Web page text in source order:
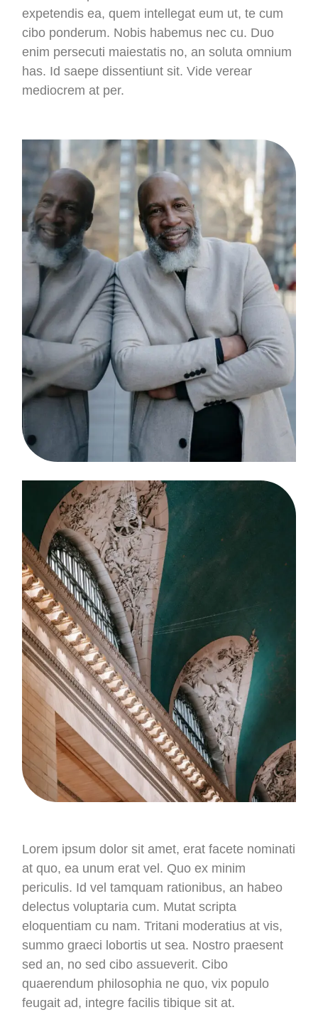
expetendis ea, quem intellegat eum ut, te cum
cibo ponderum. Nobis habemus nec cu. Duo
enim persecuti maiestatis no, an soluta omnium
has. Id saepe dissentiunt sit. Vide verear
mediocrem at per.
Lorem ipsum dolor sit amet, erat facete nominati
at quo, ea unum erat vel. Quo ex minim
periculis. Id vel tamquam rationibus, an habeo
delectus voluptaria cum. Mutat scripta
eloquentiam cu nam. Tritani moderatius at vis,
summo graeci lobortis ut sea. Nostro praesent
sed an, no sed cibo assueverit. Cibo
quaerendum philosophia ne quo, vix populo
feugait ad, integre facilis tibique sit at.